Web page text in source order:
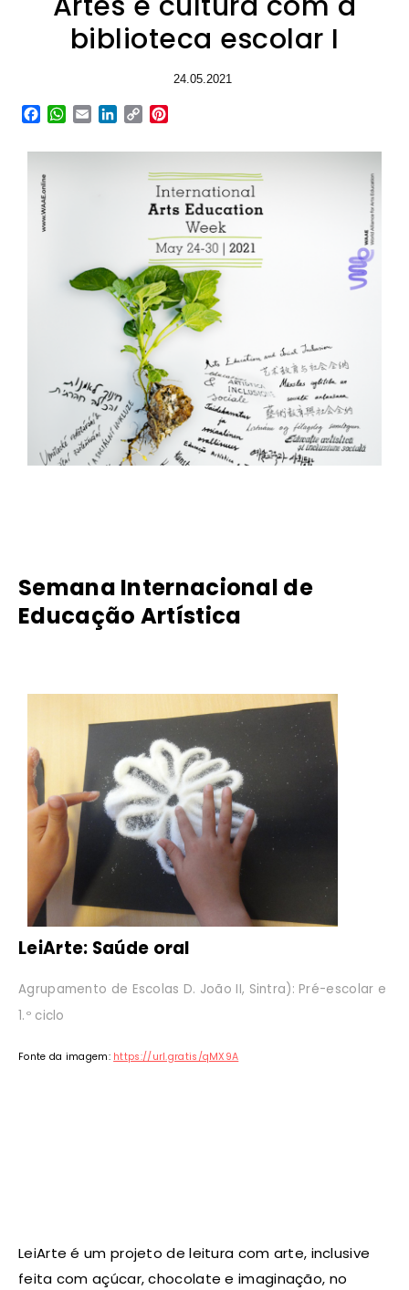
biblioteca escolar I
24.05.2021
Facebook
WhatsApp
EmailLinkedIn
Copy
Semana Internacional de
Educação Artística
LeiArte: Saúde oral
Agrupamento de Escolas D. João II, Sintra): Pré-escolar e
1.º ciclo
Fonte da imagem: https://url.gratis/qMX9A
LeiArte é um projeto de leitura com arte, inclusive
feita com açúcar, chocolate e imaginação, no